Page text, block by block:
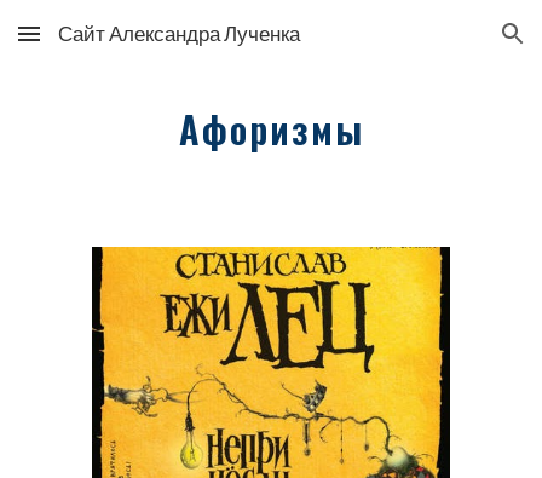
Skip to main content Skip to navigation
Сайт Александра Лученка
Афоризмы